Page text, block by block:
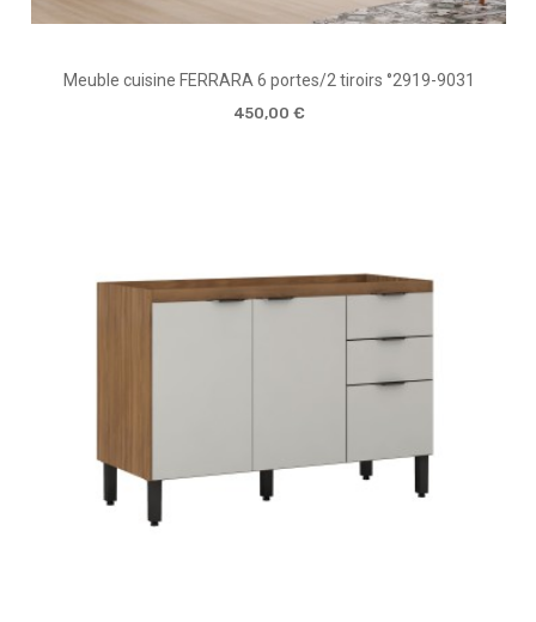
Meuble cuisine FERRARA 6 portes/2 tiroirs °2919-9031
450,00 €